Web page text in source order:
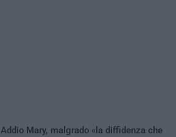
Addio Mary, malgrado «la diffidenza che